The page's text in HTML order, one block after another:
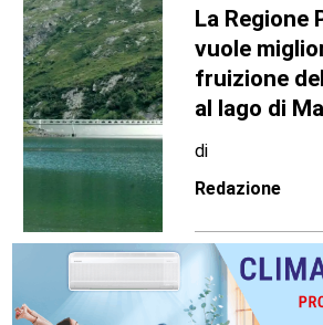
La Regione
vuole
fruizione
al lago di
di
Redazione